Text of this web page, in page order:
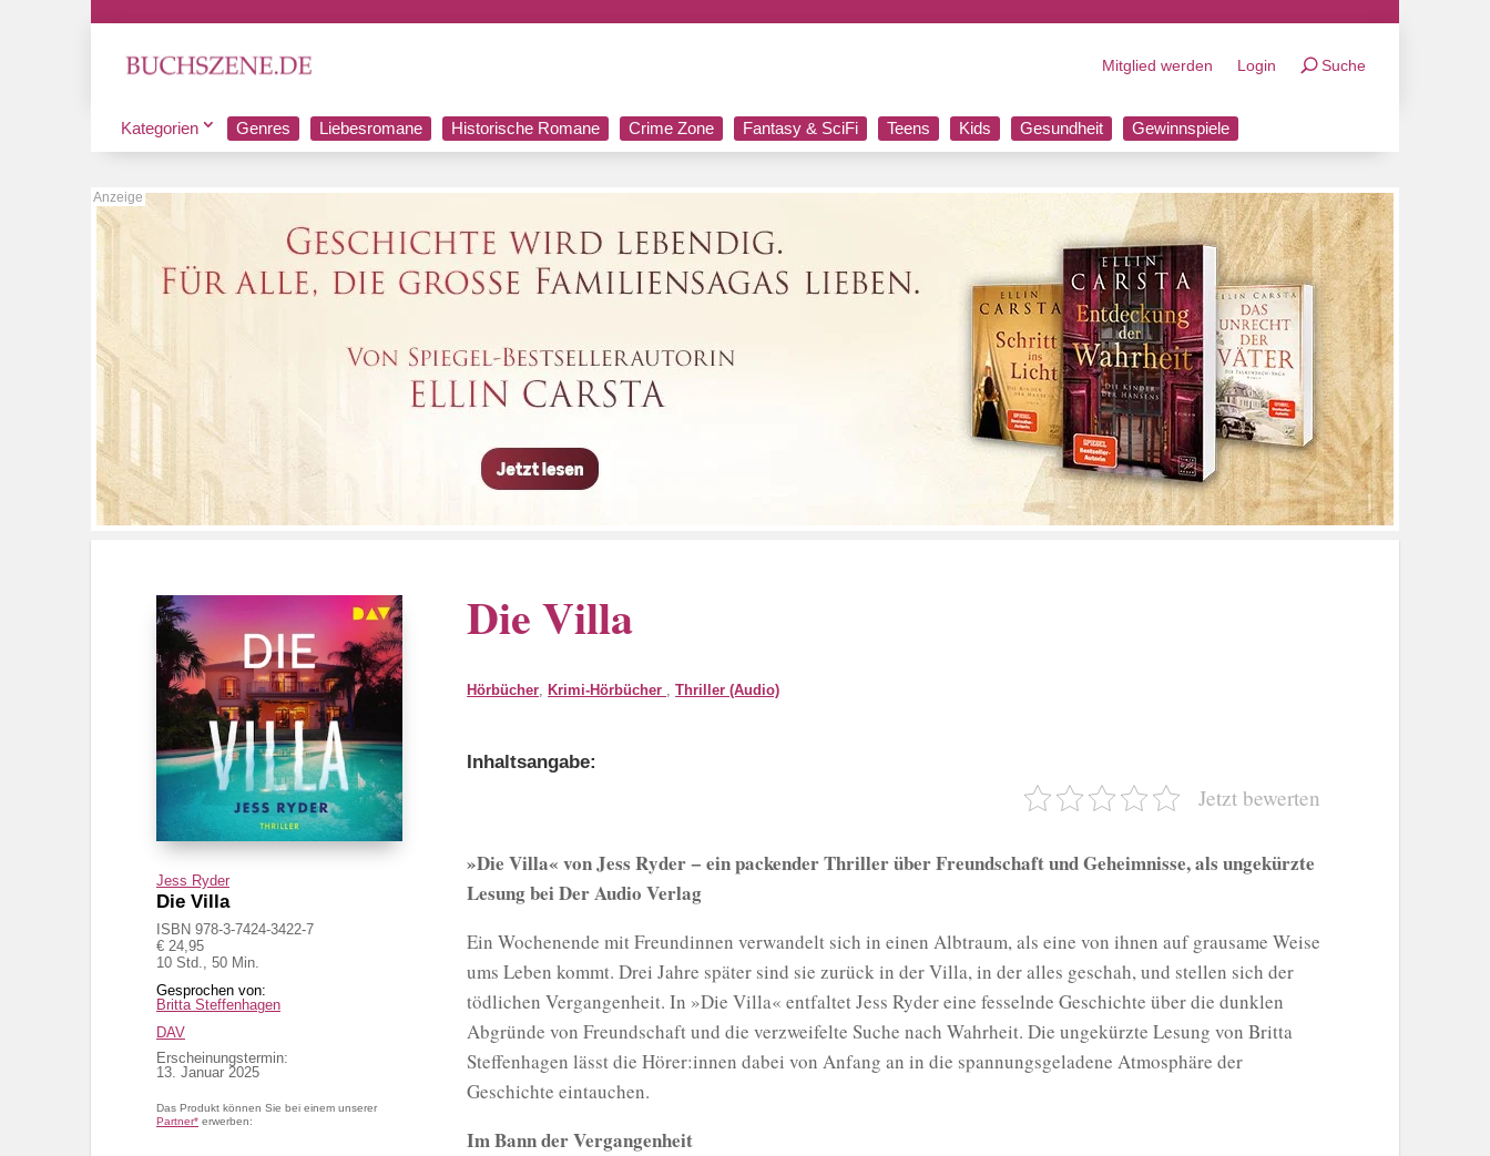
Mitglied werden Login Suche
Kategorien Genres Liebesromane Historische Romane Crime Zone Fantasy & SciFi Teens Kids Gesundheit Gewinnspiele
Jess Ryder
Die Villa
ISBN 978-3-7424-3422-7
€ 24,95
10 Std., 50 Min.
Britta Steffenhagen
DAV
Erscheinungstermin:
13. Januar 2025
Das Produkt können Sie bei einem unserer
Partner* erwerben:
Die Villa
Hörbücher, Krimi-Hörbücher ,Thriller (Audio)
Inhaltsangabe:
Jetzt bewerten
»Die Villa« von Jess Ryder − ein packender Thriller über Freundschaft und Geheimnisse, als ungekürzte
Lesung bei Der Audio Verlag
Ein Wochenende mit Freundinnen verwandelt sich in einen Albtraum, als eine von ihnen auf grausame Weise
ums Leben kommt. Drei Jahre später sind sie zurück in der Villa, in der alles geschah, und stellen sich der
tödlichen Vergangenheit. In »Die Villa« entfaltet Jess Ryder eine fesselnde Geschichte über die dunklen
Abgründe von Freundschaft und die verzweifelte Suche nach Wahrheit. Die ungekürzte Lesung von Britta
Steffenhagen lässt die Hörer:innen dabei von Anfang an in die spannungsgeladene Atmosphäre der
Geschichte eintauchen.
Im Bann der Vergangenheit